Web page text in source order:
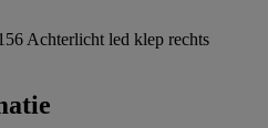
Achterlicht led klep rechts